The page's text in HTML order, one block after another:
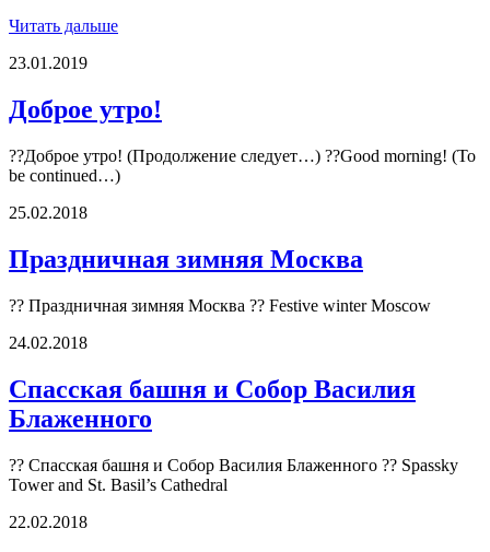
Читать дальше
23.01.2019
Доброе утро!
??Доброе утро! (Продолжение следует…) ??Good morning! (To
be continued…)
25.02.2018
Праздничная зимняя Москва
?? Праздничная зимняя Москва ?? Festive winter Moscow
24.02.2018
Спасская башня и Собор Василия
Блаженного
?? Спасская башня и Собор Василия Блаженного ?? Spassky
Tower and St. Basil’s Cathedral
22.02.2018